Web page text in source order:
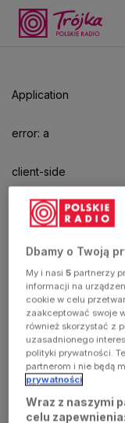
Application
error: a
client-side
exception
has
occurred
(see the
browser
console for
Dbamy o Twoją
My i nasi5 partnerzy
informacji na
cookie w celu
zaakceptować swoje
również skorzystać z
uzasadnionego
polityki prywatności.
partnerom i nie będą
prywatności
Wraz z naszymi
celu zapewnienia: